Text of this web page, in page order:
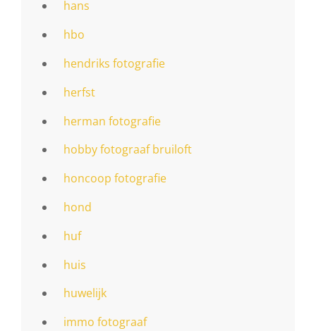
hans
hbo
hendriks fotografie
herfst
herman fotografie
hobby fotograaf bruiloft
honcoop fotografie
hond
huf
huis
huwelijk
immo fotograaf